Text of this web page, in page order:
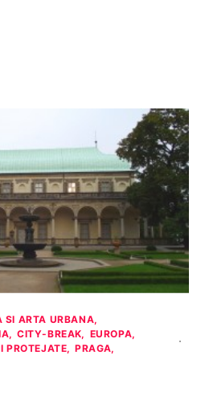
SI ARTA URBANA
CITY-BREAK
EUROPA
PROTEJATE
PRAGA